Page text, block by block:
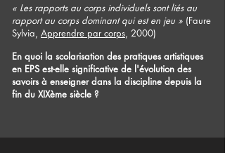
« Les rapports au corps individuels sont liés au
rapport au corps dominant qui est en jeu » (Faure
Sylvia, Apprendre par corps, 2000)
En quoi la scolarisation des pratiques artistiques
en EPS est-elle significative de l'évolution des
savoirs à enseigner dans la discipline depuis la
fin du XIXème siècle ?